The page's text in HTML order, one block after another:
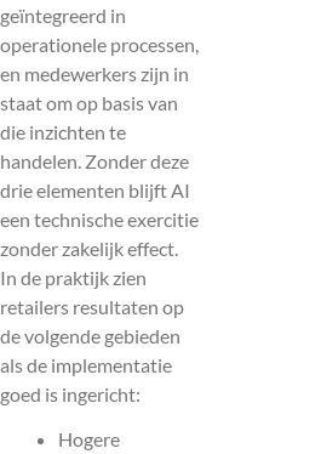
geïntegreerd in
operationele processen,
en medewerkers zijn in
staat om op basis van
die inzichten te
handelen. Zonder deze
drie elementen blijft AI
een technische exercitie
zonder zakelijk effect.
In de praktijk zien
retailers resultaten op
de volgende gebieden
als de implementatie
goed is ingericht:
Hogere